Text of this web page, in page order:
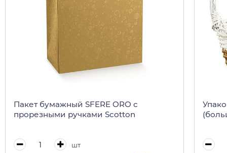
Пакет бумажный SFERE ORO с
прорезными ручками Scotton
шт